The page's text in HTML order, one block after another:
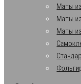
Маты
Маты
Маты